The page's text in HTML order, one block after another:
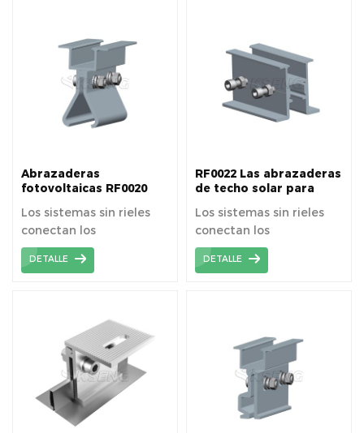
Abrazaderas
fotovoltaicas RF0020
solar sin rieles
Los sistemas sin rieles
conectan los
componentes
directamente al techo
DETALLE
RF0022 Las abrazaderas
de techo solar para
rieles
Los sistemas sin rieles
conectan los
componentes
directamente al techo
DETALLE